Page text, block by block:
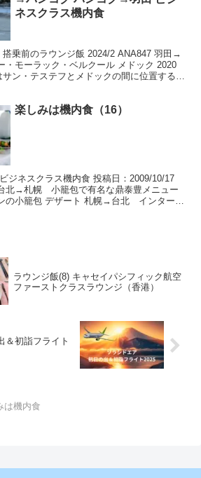
ネスクラス機内食
搭乗前のラウンジ飯 2024/2 ANA847 羽田→
・モーラック・ベルクール メドック 2020
ン・テステフとメドックの間に位置する小
楽しみは機内食（16）
ジネスクラス機内食 投稿日：2009/10/17
北→札幌 小籠包で有名な鼎泰豊メニュー
の小籠包 デザート 札幌→台北 インターネ
ラウンジ飯(8) キャセイパシフィック航空
ファーストクラスラウンジ（香港）
＆初詣フライト
は機内食